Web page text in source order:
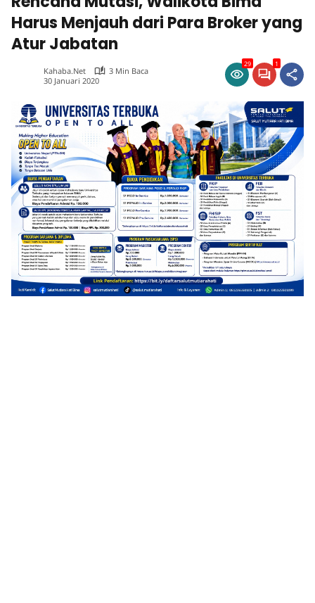
Harus Menjauh dari Para Broker yang
Atur Jabatan
Kahaba.net
3 Min Baca
30 Januari 2020
29 1